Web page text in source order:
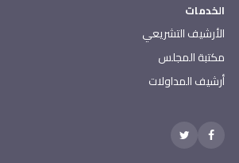
الخدمات
الأرشيف التشريعي
مكتبة المجلس
أرشيف المداولات